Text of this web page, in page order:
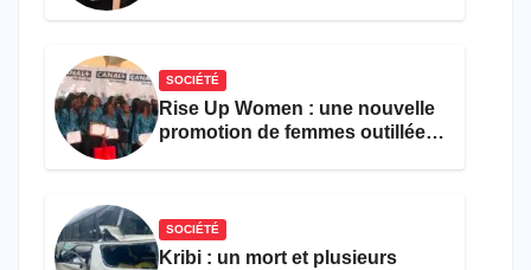
SOCIÉTÉ
Rise Up Women : une nouvelle
promotion de femmes outillées
SOCIÉTÉ
Kribi : un mort et plusieurs